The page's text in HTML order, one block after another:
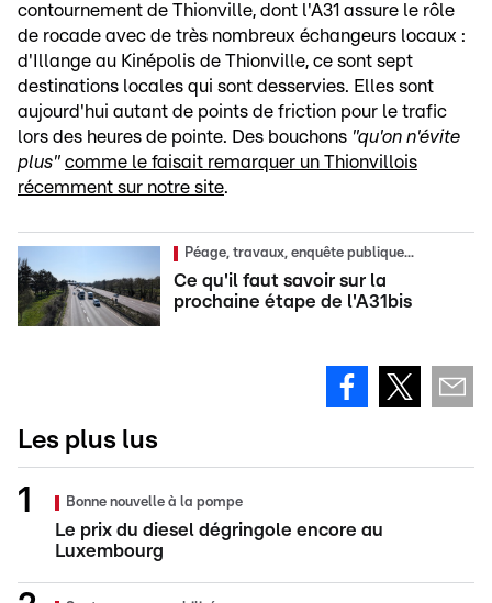
contournement de Thionville, dont l'A31 assure le rôle
de rocade avec de très nombreux échangeurs locaux :
d'Illange au Kinépolis de Thionville, ce sont sept
destinations locales qui sont desservies. Elles sont
aujourd'hui autant de points de friction pour le trafic
lors des heures de pointe. Des bouchons "qu'on n'évite
plus" comme le faisait remarquer un Thionvillois
récemment sur notre site.
Péage, travaux, enquête publique...
Ce qu'il faut savoir sur la
prochaine étape de l'A31bis
Les plus lus
Bonne nouvelle à la pompe
Le prix du diesel dégringole encore au
Luxembourg